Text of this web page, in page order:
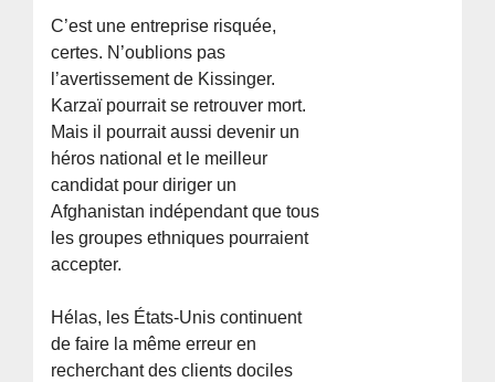
C’est une entreprise risquée,
certes. N’oublions pas
l’avertissement de Kissinger.
Karzaï pourrait se retrouver mort.
Mais il pourrait aussi devenir un
héros national et le meilleur
candidat pour diriger un
Afghanistan indépendant que tous
les groupes ethniques pourraient
accepter.
Hélas, les États-Unis continuent
de faire la même erreur en
recherchant des clients dociles